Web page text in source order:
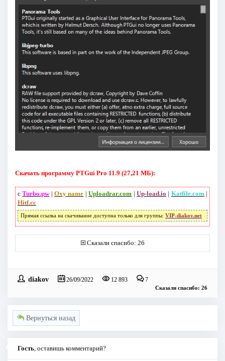
Скачать программу PTGui Pro 11.9 (27,21 МБ):
сTurbo.pw|Oxy name |Uploadrar.com |Up-load.io | Katfile.com |
Hitf.cc
Прямая ссылка на скачивание доступна только для группы: VIP-diakov.net
Сказали спасибо: 26
diakov 26/09/2022 12 893 7
Сказали спасибо: 26
Вернуться назад
Гость, оставишь комментарий?